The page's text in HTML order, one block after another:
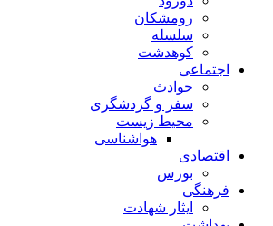
رومشکان
سلسله
کوهدشت
اجتماعی
حوادث
سفر و گردشگری
محیط زیست
هواشناسی
اقتصادی
بورس
فرهنگی
ایثار شهادت